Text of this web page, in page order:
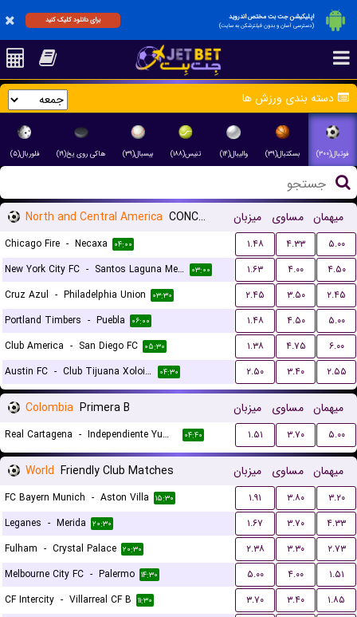
اپلیکیشن جت بت مختص اندروید
(دسترسی آسان و بدون فیلترشکن به سایت)
برای دانلود کلیک کنید
دسته بندی ورزش ها
فوتبال(۳۰۰) بسکتبال(۳۹) والیبال(۱۴) تنیس(۱۸۸) بیسبال(۳۹) هاکی روی یخ(۱۹) فلوربال(۵)
North and Central America CONCACAF Leagues Cup میزبان مساوی میهمان
Chicago Fire - Necaxa ۰۴:۰۰ ۱.۴۸ ۴.۳۳
۵.۰۰
New York City FC - Santos Laguna Mexico ۰۳:۰۰ ۱.۶۳ ۴.۰۰
۴.۵۰
Cruz Azul - Philadelphia Union ۰۳:۳۰ ۲.۴۵ ۳.۵۰
۲.۴۵
Portland Timbers - Puebla ۰۶:۰۰ ۱.۴۸ ۴.۵۰
۵.۰۰
Club America - San Diego FC ۰۵:۳۰ ۱.۳۸ ۴.۷۵
۶.۰۰
Austin FC - Club Tijuana Xoloitzcuintles de Caliente ۰۴:۳۰ ۲.۵۰ ۳.۴۰ ۲.۵۵
Colombia Primera B میزبان مساوی میهمان
Real Cartagena - Independiente Yumbo ۰۴:۴۰ ۱.۵۱ ۳.۷۰ ۵.۰۰
World Friendly Club Matches میزبان مساوی میهمان
FC Bayern Munich - Aston Villa ۱۵:۳۰ ۱.۹۱ ۳.۸۰
۳.۲۰
Leganes - Merida ۲۰:۳۰ ۱.۶۷ ۳.۷۰
۴.۳۳
Fulham - Crystal Palace ۲۰:۳۰ ۲.۳۸ ۳.۳۰
۲.۷۳
Melbourne City FC - Palermo ۱۴:۳۰ ۵.۰۰ ۴.۰۰
۱.۵۱
CF Intercity - Villarreal CF B ۱۱:۳۰ ۳.۷۰ ۳.۴۰
۱.۸۵